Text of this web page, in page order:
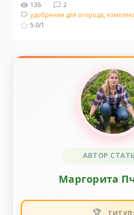
136
2
удобрения для огорода,
5.0/1
АВТОР
Маргорита
🏆 ТИТУЛ: